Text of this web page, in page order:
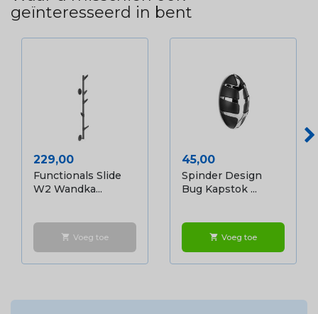
geïnteresseerd in bent
Prijs
229,00
Functionals Slide
W2 Wandka...
shopping_cart Voeg toe
Prijs
45,00
Spinder Design
Bug Kapstok ...
shopping_cart Voeg toe